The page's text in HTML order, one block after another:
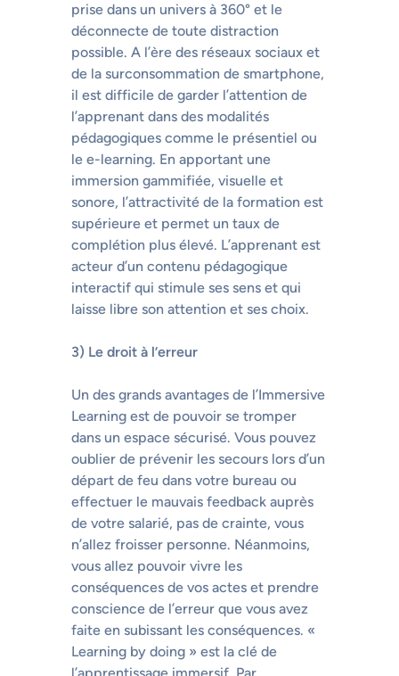
prise dans un univers à 360° et le
déconnecte de toute distraction
possible. A l’ère des réseaux sociaux et
de la surconsommation de smartphone,
il est difficile de garder l’attention de
l’apprenant dans des modalités
pédagogiques comme le présentiel ou
le e-learning. En apportant une
immersion gammifiée, visuelle et
sonore, l’attractivité de la formation est
supérieure et permet un taux de
complétion plus élevé. L’apprenant est
acteur d’un contenu pédagogique
interactif qui stimule ses sens et qui
laisse libre son attention et ses choix.
3) Le droit à l’erreur
Un des grands avantages de l’Immersive
Learning est de pouvoir se tromper
dans un espace sécurisé. Vous pouvez
oublier de prévenir les secours lors d’un
départ de feu dans votre bureau ou
effectuer le mauvais feedback auprès
de votre salarié, pas de crainte, vous
n’allez froisser personne. Néanmoins,
vous allez pouvoir vivre les
conséquences de vos actes et prendre
conscience de l’erreur que vous avez
faite en subissant les conséquences. «
Learning by doing » est la clé de